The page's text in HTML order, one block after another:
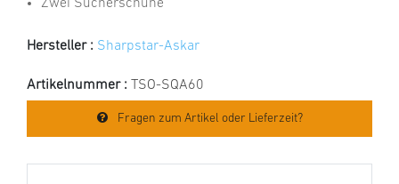
Zwei Sucherschuhe
Hersteller : Sharpstar-Askar
Artikelnummer : TSO-SQA60
Fragen zum Artikel oder Lieferzeit?